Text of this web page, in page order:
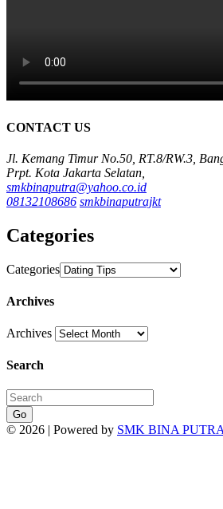
CONTACT US
Jl. Kemang Timur No.50, RT.8/RW.3,
Prpt. Kota Jakarta Selatan,
smkbinaputra@yahoo.co.id
08132108686 smkbinaputrajkt
Categories
Categories
Archives
Archives
Search
Go
© 2026 | Powered by SMK BINA